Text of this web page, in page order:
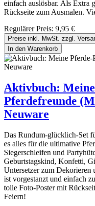
einfach auslösbar. Als Extra
Rückseite zum Ausmalen.
Regulärer Preis: 9,95 €
Preise inkl. MwSt. zzgl.
In den Warenkorb
Aktivbuch:
Pferdefreunde
Neuware
Das Rundum-glücklich-Set
es alles für die ultimative
Siegerschleifen und
Geburtstagskind, Konfetti,
Untersetzer zum Dekorieren
ist vorgestanzt und einfach
tolle Foto-Poster mit
Feiern!